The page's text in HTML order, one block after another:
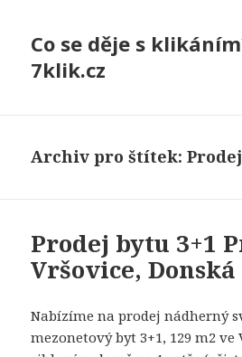
Co se děje s
7klik.cz
Archiv pro štítek:
Prodej bytu 3+1
Vršovice, Donská
Nabízíme na prodej nádherný
mezonetový byt 3+1, 129 m2 ve